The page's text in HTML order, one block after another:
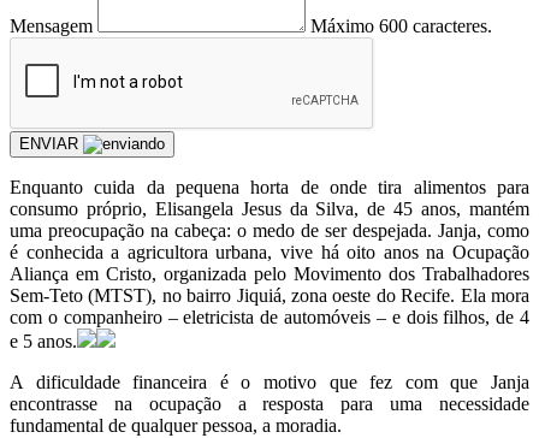
Mensagem Máximo 600 caracteres.
ENVIAR
Enquanto cuida da pequena horta de onde tira alimentos para
consumo próprio, Elisangela Jesus da Silva, de 45 anos, mantém
uma preocupação na cabeça: o medo de ser despejada. Janja, como
é conhecida a agricultora urbana, vive há oito anos na Ocupação
Aliança em Cristo, organizada pelo Movimento dos Trabalhadores
Sem-Teto (MTST), no bairro Jiquiá, zona oeste do Recife. Ela mora
com o companheiro – eletricista de automóveis – e dois filhos, de 4
e 5 anos.
A dificuldade financeira é o motivo que fez com que Janja
encontrasse na ocupação a resposta para uma necessidade
fundamental de qualquer pessoa, a moradia.